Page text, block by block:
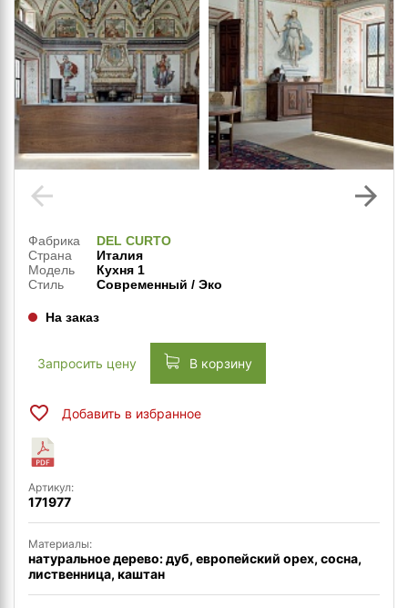
arrow_back arrow_forward
Фабрика
DEL CURTO
Страна
Италия
Модель
Кухня 1
Стиль
Современный / Эко
На заказ
Запросить цену В корзину
Добавить в избранное
Артикул:
171977
Материалы:
натуральное дерево: дуб, европейский орех, сосна,
лиственница, каштан